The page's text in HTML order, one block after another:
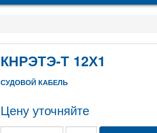
КНРЭТЭ-Т 12Х1
СУДОВОЙ КАБЕЛЬ
Цену уточняйте